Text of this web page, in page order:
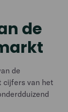
de
de
cijfers van het